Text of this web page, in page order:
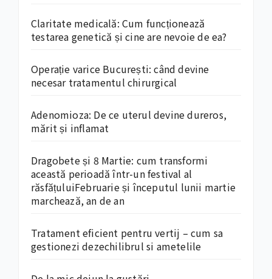
Claritate medicală: Cum funcționează
testarea genetică și cine are nevoie de ea?
Operație varice București: când devine
necesar tratamentul chirurgical
Adenomioza: De ce uterul devine dureros,
mărit și inflamat
Dragobete și 8 Martie: cum transformi
această perioadă într-un festival al
răsfățuluiFebruarie și începutul lunii martie
marchează, an de an
Tratament eficient pentru vertij – cum sa
gestionezi dezechilibrul si ametelile